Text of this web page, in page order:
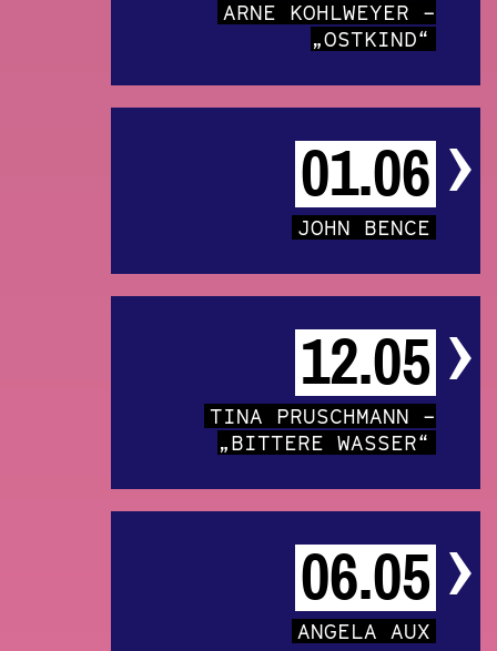
ARNE KOHLWEYER –
„OSTKIND“
01.06
JOHN BENCE
12.05
TINA PRUSCHMANN –
„BITTERE WASSER“
06.05
ANGELA AUX